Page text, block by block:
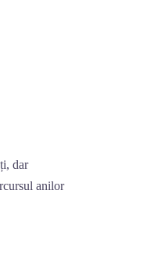
dar
anilor